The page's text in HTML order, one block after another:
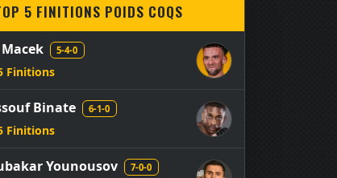
5 FINITIONS POIDS COQS
5-4-0
Finitions
Binate 6-1-0
Finitions
Younousov 7-0-0